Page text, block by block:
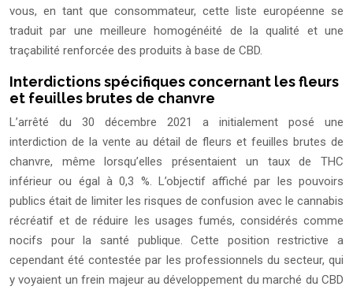
vous, en tant que consommateur, cette liste européenne se
traduit par une meilleure homogénéité de la qualité et une
traçabilité renforcée des produits à base de CBD.
Interdictions spécifiques concernant les fleurs
et feuilles brutes de chanvre
L’arrêté du 30 décembre 2021 a initialement posé une
interdiction de la vente au détail de fleurs et feuilles brutes de
chanvre, même lorsqu’elles présentaient un taux de THC
inférieur ou égal à 0,3 %. L’objectif affiché par les pouvoirs
publics était de limiter les risques de confusion avec le cannabis
récréatif et de réduire les usages fumés, considérés comme
nocifs pour la santé publique. Cette position restrictive a
cependant été contestée par les professionnels du secteur, qui
y voyaient un frein majeur au développement du marché du CBD